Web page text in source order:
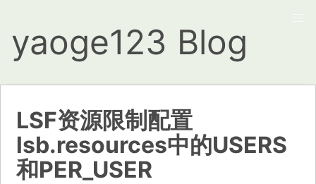
yaoge123 Blog
LSF资源限制配置
lsb.resources中的USERS
和PER_USER